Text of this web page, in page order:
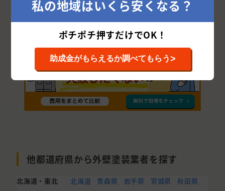
平戸市
他都道府県から外壁塗装業者を探す
北海道・東北 北海道 青森県 岩手県 宮城県
秋田県
私の地域はいくら安くなる？
ポチポチ押すだけでOK！
助成金がもらえるか調べてもらう>